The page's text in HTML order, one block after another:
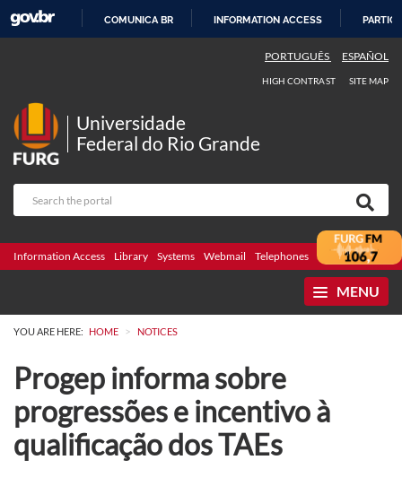
COMUNICA BR INFORMATION ACCESS
PORTUGUÊS ESPAÑOL
HIGH CONTRAST SITE MAP
Universidade
Federal do Rio Grande
Information Access Library Systems Webmail Telephones Bidding
MENU
YOU ARE HERE: HOME > NOTICES
Progep informa sobre
progressões e incentivo à
qualificação dos TAEs